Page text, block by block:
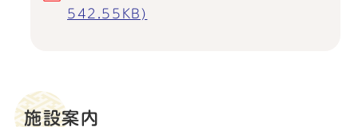
542.55KB)
施設案内